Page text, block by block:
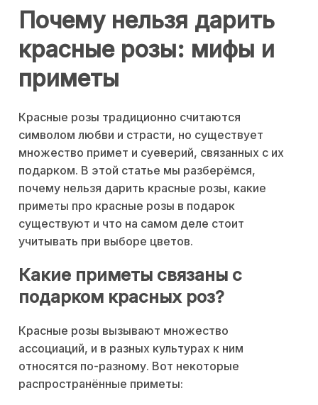
Почему нельзя дарить
красные розы: мифы и
приметы
Красные розы традиционно считаются
символом любви и страсти, но существует
множество примет и суеверий, связанных с их
подарком. В этой статье мы разберёмся,
почему нельзя дарить красные розы, какие
приметы про красные розы в подарок
существуют и что на самом деле стоит
учитывать при выборе цветов.
Какие приметы связаны с
подарком красных роз?
Красные розы вызывают множество
ассоциаций, и в разных культурах к ним
относятся по-разному. Вот некоторые
распространённые приметы: